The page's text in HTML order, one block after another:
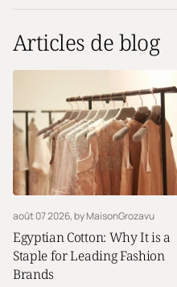
Articles de blog
août 07 2026, by MaisonGrozavu
Egyptian Cotton: Why It is a
Staple for Leading Fashion
Brands